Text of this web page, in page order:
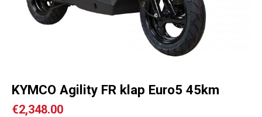
KYMCO Agility FR klap Euro5 45km
€2,348.00